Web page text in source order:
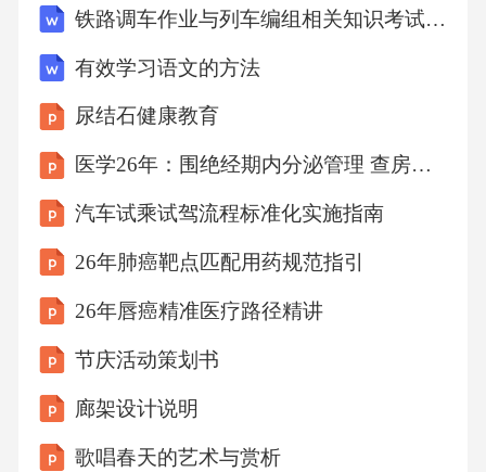
率优化员工培训与技能提升定期为员工提供培
训和技能提升机会，使其熟练掌握检验技能和
方法。03精简检验环节，避免重复和无效的操
作，确保检验流程顺畅。02优化检验流程引入
自动化检测设备采用高效、准确的自动化检测
设备，减少人工干预，提高检验效率。01标准
新，确保公司检验标准与国际接轨。跟踪国际
标准反馈机制评审与更新建立有效的反馈机
制，及时收集和处理检验过程中发现的问题和
建议，不断完善检验标准。定期组织对检验标
准进行评审和更新，确保标准的适用性和有效
性。建立严格的供应商评估体系
铁路调车作业与列车编组相关知识考试试卷
有效学习语文的方法
尿结石健康教育
医学26年：围绝经期内分泌管理 查房课件
汽车试乘试驾流程标准化实施指南
26年肺癌靶点匹配用药规范指引
26年唇癌精准医疗路径精讲
节庆活动策划书
廊架设计说明
歌唱春天的艺术与赏析